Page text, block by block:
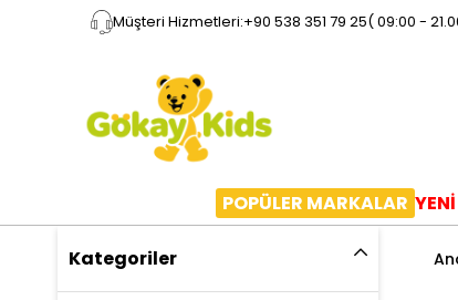
Müşteri Hizmetleri:+90 538 351 79 25( 09:00 -
POPÜLER MARKALAR
Kategoriler